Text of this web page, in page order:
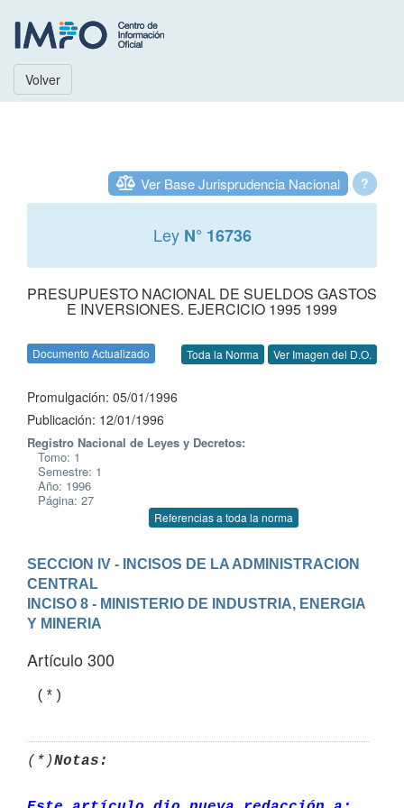
Volver
?
Ver Base Jurisprudencia Nacional
Ley N° 16736
PRESUPUESTO NACIONAL DE SUELDOS GASTOS
E INVERSIONES. EJERCICIO 1995 1999
Documento Actualizado Toda la Norma Ver Imagen del D.O.
Promulgación: 05/01/1996
Publicación: 12/01/1996
Registro Nacional de Leyes y Decretos:
Tomo: 1
Semestre: 1
Año: 1996
Página: 27
Referencias a toda la norma
SECCION IV - INCISOS DE LA ADMINISTRACION
CENTRAL
INCISO 8 - MINISTERIO DE INDUSTRIA, ENERGIA
Y MINERIA
Artículo 300
(*)Notas: